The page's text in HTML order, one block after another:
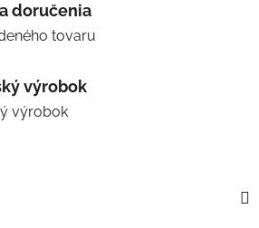
doručenia
tovaru
výrobok
výrobok